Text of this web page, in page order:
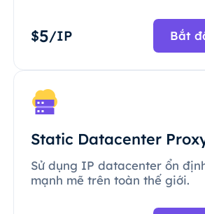
$5/IP Bắt
Static Datacenter
Sử dụng IP datacenter ổn
mạnh mẽ trên toàn thế giới.